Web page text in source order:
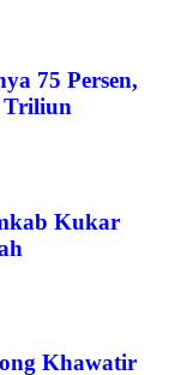
75 Persen,
Triliun
Kukar
Khawatir